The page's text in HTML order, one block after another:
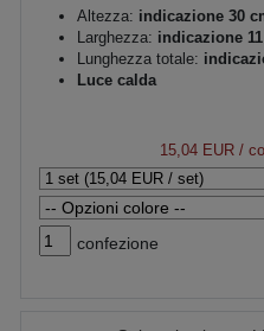
Altezza: indicazione 30
Larghezza: indicazione
Lunghezza totale:
Luce calda
15,04 EUR/
confezione